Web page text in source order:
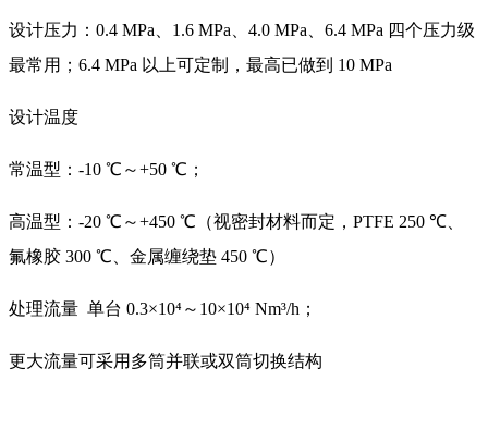
设计压力：0.4 MPa、1.6 MPa、4.0 MPa、6.4 MPa 四个压力级
最常用；6.4 MPa 以上可定制，最高已做到 10 MPa
设计温度
常温型：-10 ℃～+50 ℃；
高温型：-20 ℃～+450 ℃（视密封材料而定，PTFE 250 ℃、
氟橡胶 300 ℃、金属缠绕垫 450 ℃）
处理流量 单台 0.3×10⁴～10×10⁴ Nm³/h；
更大流量可采用多筒并联或双筒切换结构